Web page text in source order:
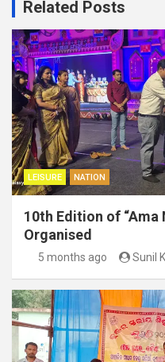
Related Posts
LEISURE NATION
10th Edition of “Ama
Organised
5 months ago Sunil